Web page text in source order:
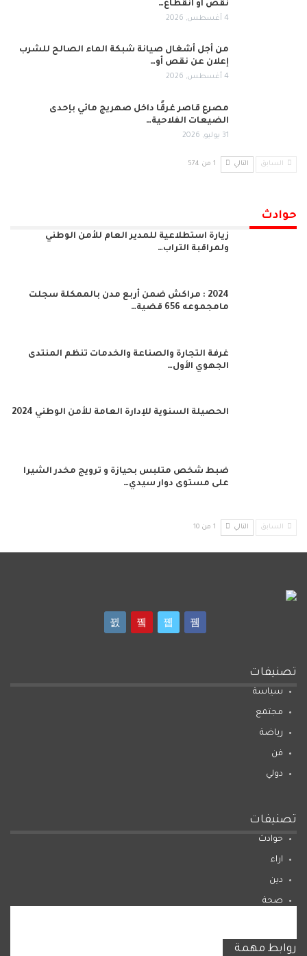
نقص أو انقطاع…
4 أغسطس, 2026
من أجل أشغال صيانة شبكة الماء الصالح للشرب
إعلان عن نقص أو…
4 أغسطس, 2026
مصرع قاصر غرقًا داخل صهريج مائي بإحدى
الضيعات الفلاحية…
31 يوليو, 2026
السابق التالي 1 من 574
حوادث
زيارة استطلاعية للمدير العام للأمن الوطني
ولمراقبة التراب…
2024 : مراكش ضمن أربع مدن بالممكلة سجلت
مامجموعه 656 قضية…
غرفة التجارة والصناعة والخدمات تنظم المنتدى
الجهوي الأول…
الحصيلة السنوية للإدارة العامة للأمن الوطني 2024
ضبط شخص متلبس بحيازة و ترويج مخدر الشيرا
على مستوى دوار سيدي…
السابق التالي 1 من 10
تصنيفات
سياسة
مجتمع
رياضة
فن
دولي
تصنيفات
حوادث
اراء
دين
صحة
روابط مهمة